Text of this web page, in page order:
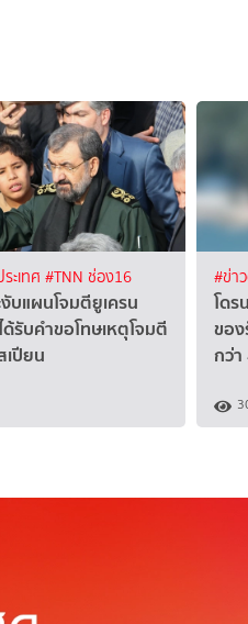
ะเทศ #TNN ช่อง16
บแผนโจมตียูเครน
รับคำขอโทษเหตุโจมตี
เปียน
#ข่า
โด
ของ
กว่